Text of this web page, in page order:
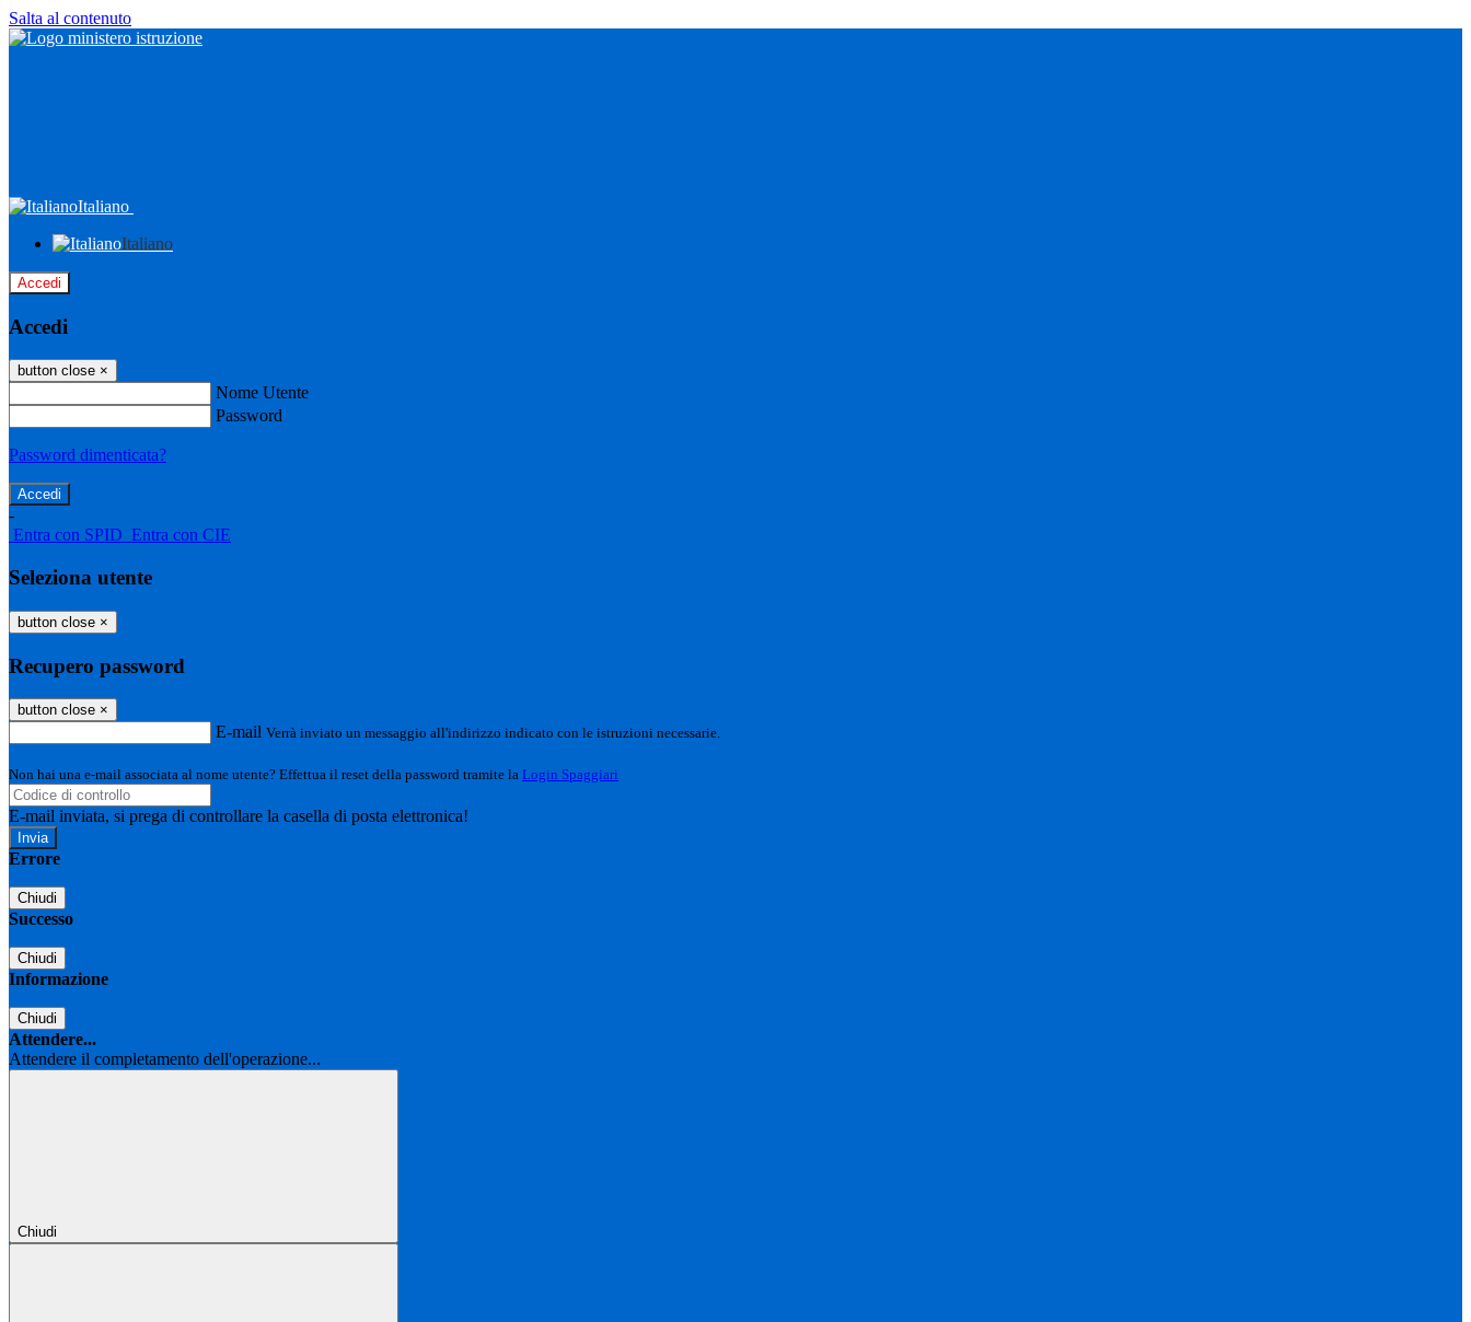
Salta al contenuto
Italiano
Italiano
Accedi
Accedi
button close ×
Nome Utente
Password
Password dimenticata?
-
Entra con SPID Entra con CIE
Seleziona utente
button close ×
Recupero password
button close ×
E-mail Verrà inviato un messaggio all'indirizzo indicato con le istruzioni necessarie.
Non hai una e-mail associata al nome utente? Effettua il reset della password tramite la Login Spaggiari
E-mail inviata, si prega di controllare la casella di posta elettronica!
Errore
Chiudi
Successo
Chiudi
Informazione
Chiudi
Attendere...
Attendere il completamento dell'operazione...
Chiudi